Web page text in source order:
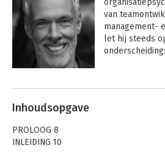
van
management-
let hij steeds
Andere boeken door
Seykens
Inhoudsopgave
PROLOOG 8
INLEIDING 10